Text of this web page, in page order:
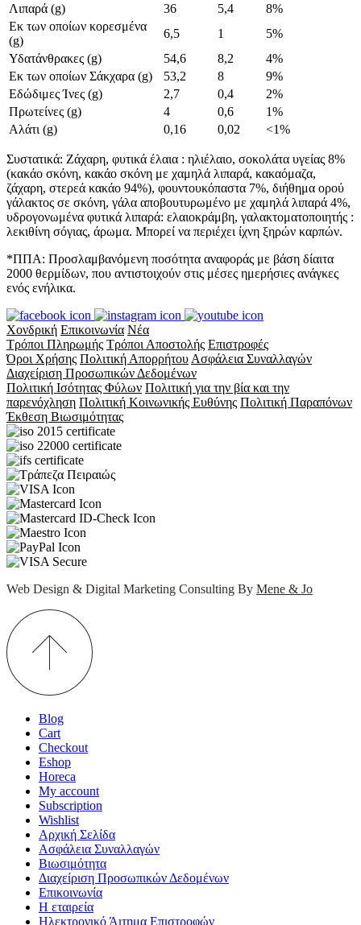
Λιπαρά (g)
36 5,4
8%
Εκ των οποίων κορεσμένα
(g)
6,5 1
5%
Υδατάνθρακες (g)
54,6 8,2
4%
Εκ των οποίων Σάκχαρα (g)
53,2 8
9%
Εδώδιμες Ίνες (g)
2,7 0,4
2%
Πρωτείνες (g)
4 0,6
1%
Αλάτι (g)
0,16 0,02 <1%
Συστατικά: Ζάχαρη, φυτικά έλαια : ηλιέλαιο, σοκολάτα υγείας 8%
(κακάο σκόνη, κακάο σκόνη με χαμηλά λιπαρά, κακαόμαζα,
ζάχαρη, στερεά κακάο 94%), φουντουκόπαστα 7%, διήθημα ορού
γάλακτος σε σκόνη, γάλα αποβουτυρωμένο με χαμηλά λιπαρά 4%,
υδρογονωμένα φυτικά λιπαρά: ελαιοκράμβη, γαλακτοματοποιητής :
λεκιθίνη σόγιας, άρωμα. Μπορεί να περιέχει ίχνη ξηρών καρπών.
*ΠΠΑ: Προσλαμβανόμενη ποσότητα αναφοράς με βάση δίαιτα
2000 θερμίδων, που αντιστοιχούν στις μέσες ημερήσιες ανάγκες
ενός ενήλικα.
Χονδρική Επικοινωνία Νέα
Τρόποι Πληρωμής Τρόποι Αποστολής Επιστροφές
Όροι Χρήσης Πολιτική Απορρήτου Ασφάλεια Συναλλαγών
Διαχείριση Προσωπικών Δεδομένων
Πολιτική Ισότητας Φύλων Πολιτική για την βία και την
παρενόχληση Πολιτική Κοινωνικής Ευθύνης Πολιτική Παραπόνων
Έκθεση Βιωσιμότητας
Web Design & Digital Marketing Consulting By Mene & Jo
Blog
Cart
Checkout
Eshop
Horeca
My account
Subscription
Wishlist
Αρχική Σελίδα
Ασφάλεια Συναλλαγών
Βιωσιμότητα
Διαχείριση Προσωπικών Δεδομένων
Επικοινωνία
Η εταιρεία
Ηλεκτρονικό Άιτημα Επιστροφών